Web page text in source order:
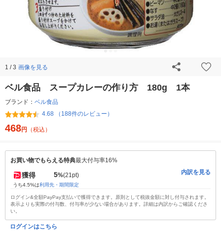
1 / 3 画像を見る
ベル食品 スープカレーの作り方 180g 1本
ブランド： ベル食品
4.68 （188件のレビュー）
468円 （税込）
お買い物でもらえる特典最大付与率16%
獲得 5%(21pt)
うち4.5%は利用先・期間限定
内訳を見る
ログイン&全額PayPay支払いで獲得できます。原則として税抜金額に対し付与されます。
表示よりも実際の付与数、付与率が少ない場合があります。詳細は内訳からご確認くださ
い。
ログインはこちら